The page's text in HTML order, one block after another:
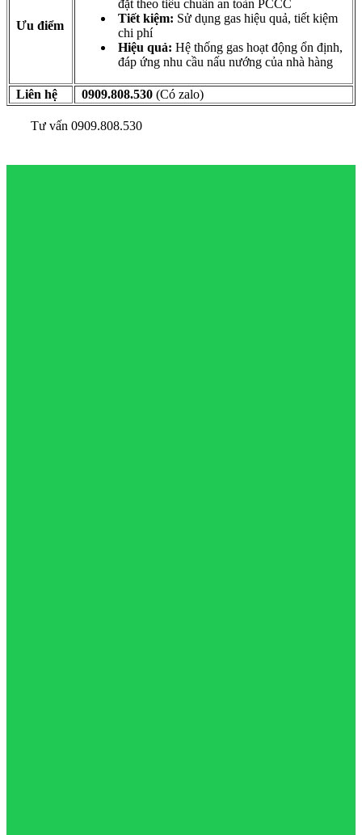
Ưu điểm
đặt theo tiêu chuẩn an toàn PCCC
Tiết kiệm: Sử dụng gas hiệu quả, tiết kiệm
chi phí
Hiệu quả: Hệ thống gas hoạt động ổn định,
đáp ứng nhu cầu nấu nướng của nhà hàng
Liên hệ 0909.808.530 (Có zalo)
Tư vấn 0909.808.530